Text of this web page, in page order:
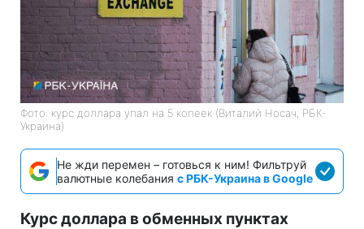
Фото: курс доллара упал на 5 копеек (Виталий Носач, РБК-
Украина)
Не жди перемен – готовься к ним! Фильтруй
валютные колебания с РБК-Украина в Google
Курс доллара в обменных пунктах